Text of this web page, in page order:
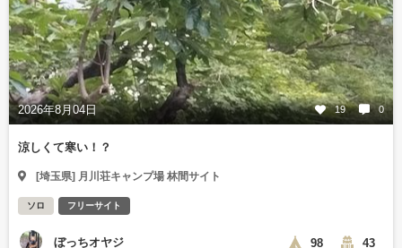
2026年8月04日 19 0
涼しくて寒い！？
[埼玉県] 月川荘キャンプ場 林間サイト
ソロ フリーサイト
ぼっちオヤジ 98 43